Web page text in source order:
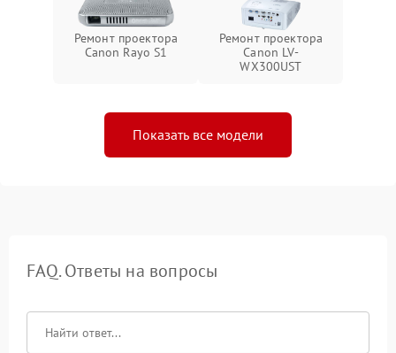
Ремонт проектора
Canon Rayo S1
Ремонт проектора
Canon LV-
WX300UST
Показать все модели
FAQ. Ответы на вопросы